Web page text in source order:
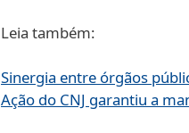
Leia também:
Sinergia entre órgãos
Ação do CNJ garantiu a